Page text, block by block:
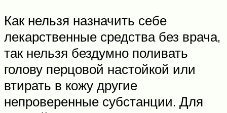
Как нельзя назначить себе
лекарственные средства без врача,
так нельзя бездумно поливать
голову перцовой настойкой или
втирать в кожу другие
непроверенные субстанции. Для